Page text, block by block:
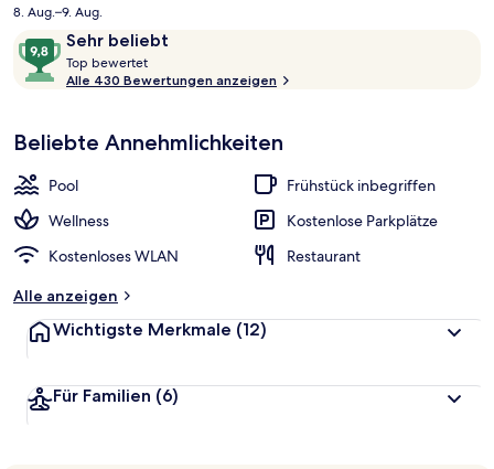
Shuttle zum Strand und eine Terrasse gehören ebenfalls zum
Angebot. Andere Reisende lieben das hilfsbereite Personal.
Preis
CHF 200.
8. Aug.–9. Aug.
Bewertungen
Sehr beliebt
9,8
von
10,
beliebt
Top bewertet
o
b
e
Alle 430 Bewertungen anzeigen
Beliebte Annehmlichkeiten
Pool
Frühstück inbegriffen
Wellness
Kostenlose Parkplätze
Kostenloses WLAN
Restaurant
Alle anzeigen
Wichtigste Merkmale (12)
Für Familien (6)